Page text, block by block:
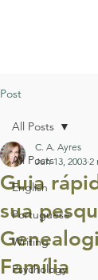
Post
All Posts
English
Portuguese
Writing
Psychology
All Posts
Guia
sua
Família
C. A. Ayres
Jun 13, 2003 2